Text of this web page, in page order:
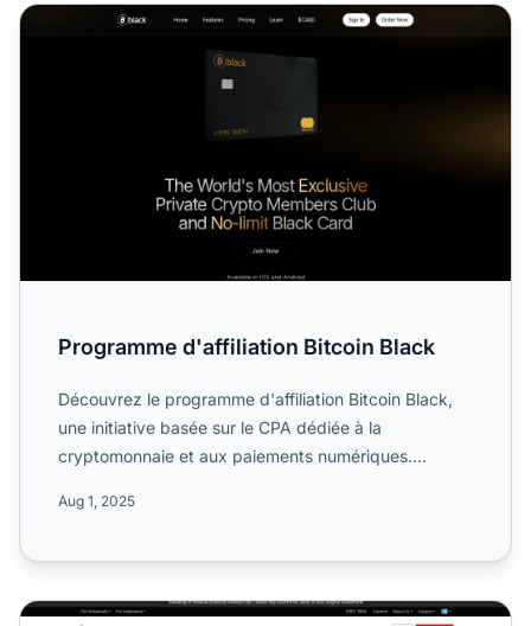
Programme d'affiliation Bitcoin Black
Programme d'affiliation Bitcoin Black
Découvrez le programme d'affiliation Bitcoin Black,
une initiative basée sur le CPA dédiée à la
cryptomonnaie et aux paiements numériques.
Aug 1, 2025
Programme d'affiliation Interactive Brokers